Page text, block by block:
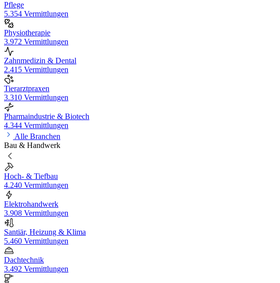
Pflege
5.354 Vermittlungen
Physiotherapie
3.972 Vermittlungen
Zahnmedizin & Dental
2.415 Vermittlungen
Tierarztpraxen
3.310 Vermittlungen
Pharmaindustrie & Biotech
4.344 Vermittlungen
Alle Branchen
Bau & Handwerk
Hoch- & Tiefbau
4.240 Vermittlungen
Elektrohandwerk
3.908 Vermittlungen
Santiär, Heizung & Klima
5.460 Vermittlungen
Dachtechnik
3.492 Vermittlungen